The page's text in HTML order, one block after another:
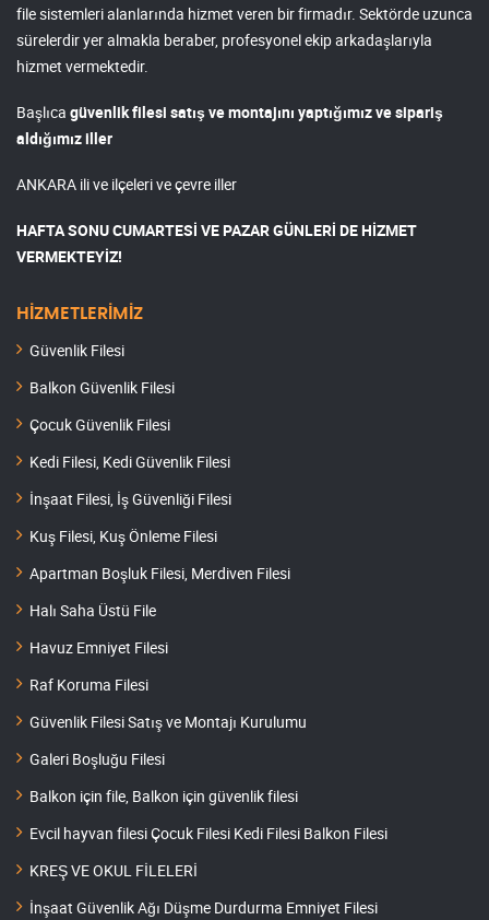
file sistemleri alanlarında hizmet veren bir firmadır. Sektörde uzunca
sürelerdir yer almakla beraber, profesyonel ekip arkadaşlarıyla
hizmet vermektedir.
Başlıca güvenlik filesi satış ve montajını yaptığımız ve sipariş
aldığımız iller
ANKARA ili ve ilçeleri ve çevre iller
HAFTA SONU CUMARTESİ VE PAZAR GÜNLERİ DE HİZMET
VERMEKTEYİZ!
HİZMETLERİMİZ
Güvenlik Filesi
Balkon Güvenlik Filesi
Çocuk Güvenlik Filesi
Kedi Filesi, Kedi Güvenlik Filesi
İnşaat Filesi, İş Güvenliği Filesi
Kuş Filesi, Kuş Önleme Filesi
Apartman Boşluk Filesi, Merdiven Filesi
Halı Saha Üstü File
Havuz Emniyet Filesi
Raf Koruma Filesi
Güvenlik Filesi Satış ve Montajı Kurulumu
Galeri Boşluğu Filesi
Balkon için file, Balkon için güvenlik filesi
Evcil hayvan filesi Çocuk Filesi Kedi Filesi Balkon Filesi
KREŞ VE OKUL FİLELERİ
İnşaat Güvenlik Ağı Düşme Durdurma Emniyet Filesi